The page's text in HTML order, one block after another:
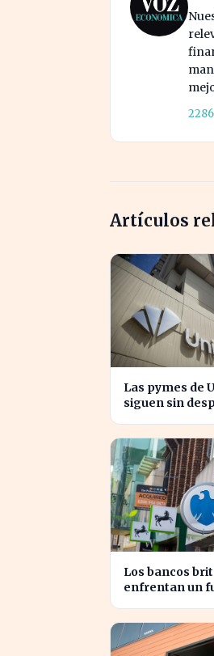
Artículos
Las pymes de
siguen sin
Los bancos
enfrentan un